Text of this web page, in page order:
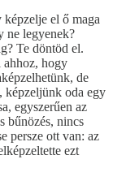
el ő maga
ne legyenek?
Te döntöd el.
ahhoz, hogy
de
képzeljünk oda egy
egyszerűen az
bűnözés, nincs
persze ott van: az
ezt